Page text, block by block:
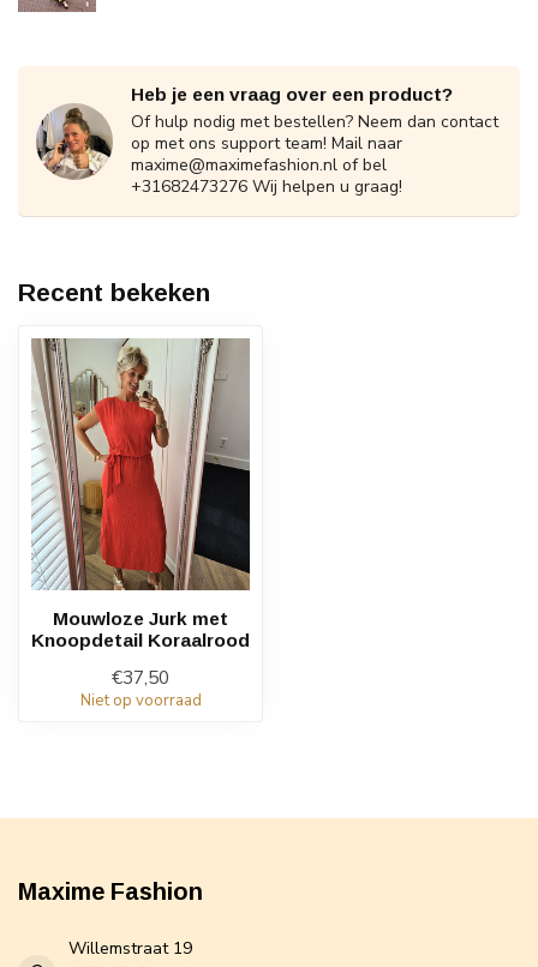
Heb je een vraag over een product?
Of hulp nodig met bestellen? Neem dan contact
op met ons support team! Mail naar
maxime@maximefashion.nl of bel
+31682473276 Wij helpen u graag!
Recent bekeken
Mouwloze Jurk met
Knoopdetail Koraalrood
€37,50
Niet op voorraad
Maxime Fashion
Willemstraat 19